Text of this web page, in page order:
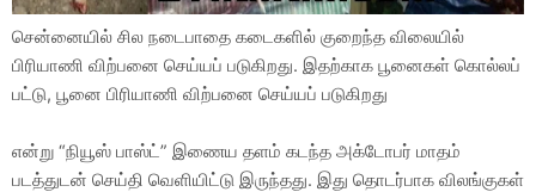
சென்னையில் சில நடைபாதை கடைகளில் குறைந்த விலையில்
பிரியாணி விற்பனை செய்யப் படுகிறது. இதற்காக பூனைகள் கொல்லப்
பட்டு, பூனை பிரியாணி விற்பனை செய்யப் படுகிறது
என்று “நியூஸ் பாஸ்ட்” இணைய தளம் கடந்த அக்டோபர் மாதம்
படத்துடன் செய்தி வெளியிட்டு இருந்தது. இது தொடர்பாக விலங்குகள்